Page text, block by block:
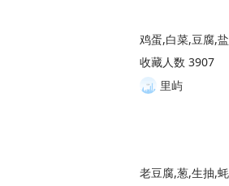
鸡蛋,白菜,豆腐,
收藏人数 3907
里屿
老豆腐,葱,生抽,